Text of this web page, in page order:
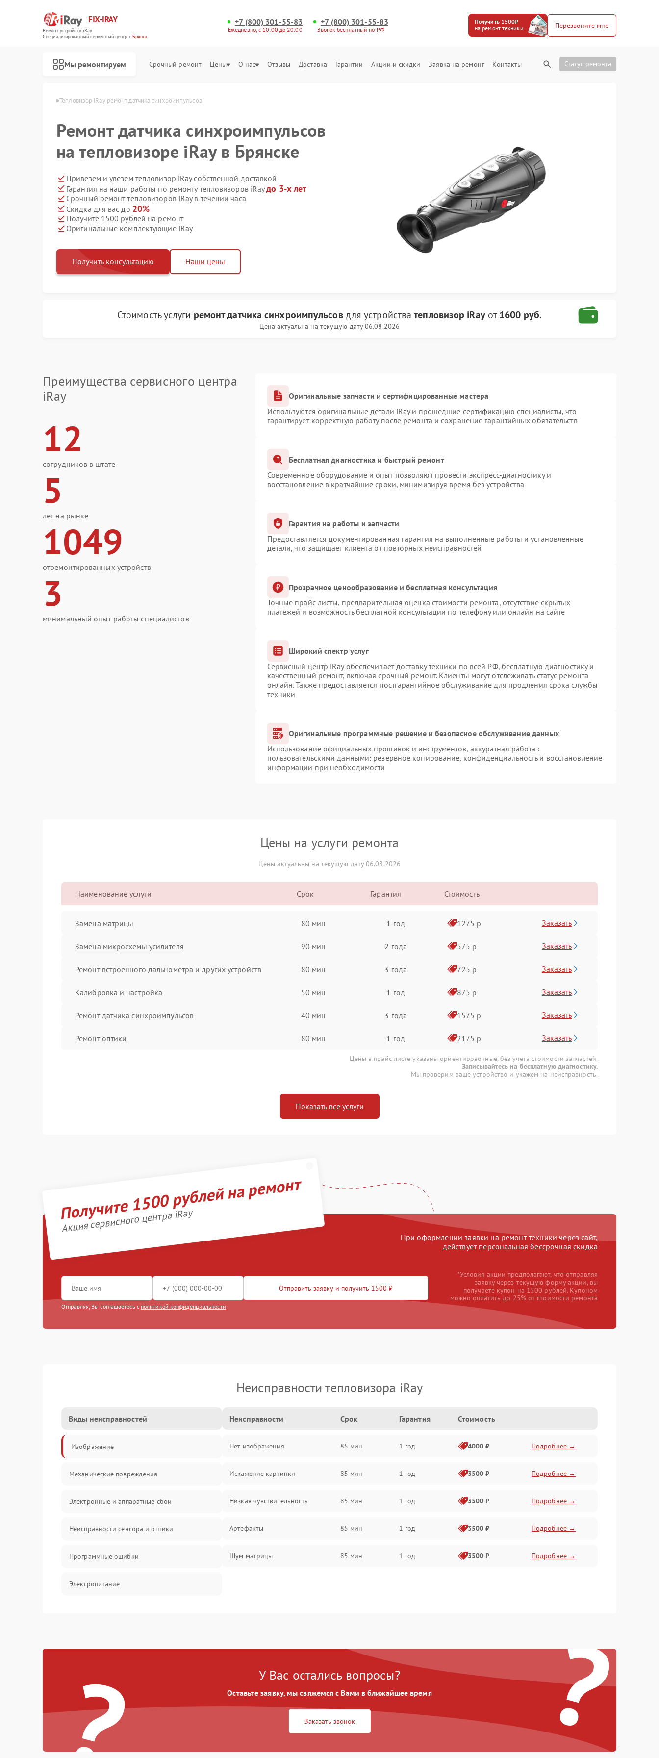
FIX-IRAY
Ремонт устройств iRay
Специализированный cервисный центр г.Брянск
+7 (800) 301-55-83
Ежедневно, с 10:00 до 20:00
+7 (800) 301-55-83
Звонок бесплатный по РФ
Получить 1500₽
на ремонт техники
Перезвоните мне
Мы ремонтируем Срочный ремонт Цены О нас Отзывы Доставка Гарантии Акции и скидки Заявка на ремонт Контакты Статус ремонта
iRay в Брянске Тепловизор iRay ремонт датчика синхроимпульсов
Ремонт датчика синхроимпульсов
на тепловизоре iRay в Брянске
Привезем и увезем тепловизор iRay собственной доставкой
Гарантия на наши работы по ремонту тепловизоров iRayдо 3-х лет
Срочный ремонт тепловизоров iRay в течении часа
Скидка для вас до 20%
Получите 1500 рублей на ремонт
Оригинальные комплектующие iRay
Получить консультацию Наши цены
Стоимость услуги ремонт датчика синхроимпульсовдля устройстватепловизор iRayот1600 руб.
Цена актуальна на текущую дату 06.08.2026
Преимущества сервисного центра
iRay
12
сотрудников в штате
5
лет на рынке
1049
отремонтированных устройств
3
минимальный опыт работы специалистов
Оригинальные запчасти и сертифицированные мастера
Используются оригинальные детали iRay и прошедшие сертификацию специалисты, что
гарантирует корректную работу после ремонта и сохранение гарантийных обязательств
Бесплатная диагностика и быстрый ремонт
Современное оборудование и опыт позволяют провести экспресс-диагностику и
восстановление в кратчайшие сроки, минимизируя время без устройства
Гарантия на работы и запчасти
Предоставляется документированная гарантия на выполненные работы и установленные
детали, что защищает клиента от повторных неисправностей
Прозрачное ценообразование и бесплатная консультация
Точные прайс-листы, предварительная оценка стоимости ремонта, отсутствие скрытых
платежей и возможность бесплатной консультации по телефону или онлайн на сайте
Широкий спектр услуг
Сервисный центр iRay обеспечивает доставку техники по всей РФ, бесплатную диагностику и
качественный ремонт, включая срочный ремонт. Клиенты могут отслеживать статус ремонта
онлайн. Также предоставляется постгарантийное обслуживание для продления срока службы
техники
Оригинальные программные решение и безопасное обслуживание данных
Использование официальных прошивок и инструментов, аккуратная работа с
пользовательскими данными: резервное копирование, конфиденциальность и восстановление
информации при необходимости
Цены на услуги ремонта
Цены актуальны на текущую дату 06.08.2026
Наименование услуги Срок Гарантия Стоимость
Замена матрицы 80 мин 1 год 1275 р Заказать
Замена микросхемы усилителя 90 мин 2 года 575 р Заказать
Ремонт встроенного дальнометра и других устройств 80 мин 3 года 725 р Заказать
Калибровка и настройка 50 мин 1 год 875 р Заказать
Ремонт датчика синхроимпульсов 40 мин 3 года 1575 р Заказать
Ремонт оптики 80 мин 1 год 2175 р Заказать
Цены в прайс-листе указаны ориентировочные, без учета стоимости запчастей.
Записывайтесь на бесплатную диагностику.
Мы проверим ваше устройство и укажем на неисправность.
Показать все услуги
Получите 1500 рублей на ремонт
Акция сервисного центра iRay
При оформлении заявки на ремонт техники через сайт,
действует персональная бессрочная скидка
Отправить заявку и получить 1500 ₽
Отправляя, Вы соглашаетесь с политикой конфиденциальности
*Условия акции предполагают, что отправляя
заявку через текущую форму акции, вы
получаете купон на 1500 рублей. Купоном
можно оплатить до 25% от стоимости ремонта
Неисправности тепловизора iRay
Виды неисправностей
Изображение
Механические повреждения
Электронные и аппаратные сбои
Неисправности сенсора и оптики
Программные ошибки
Электропитание
Температурные проблемы
Сбои коммуникаций и интерфейсов
Программные сбои
Неисправности Срок Гарантия Стоимость
Нет изображения 85 мин 1 год 4000 ₽ Подробнее →
Искажение картинки 85 мин 1 год 3500 ₽ Подробнее →
Низкая чувствительность 85 мин 1 год 3500 ₽ Подробнее →
Артефакты 85 мин 1 год 3500 ₽ Подробнее →
Шум матрицы 85 мин 1 год 3500 ₽ Подробнее →
? ?
У Вас остались вопросы?
Оставьте заявку, мы свяжемся с Вами в ближайшее время
Заказать звонок